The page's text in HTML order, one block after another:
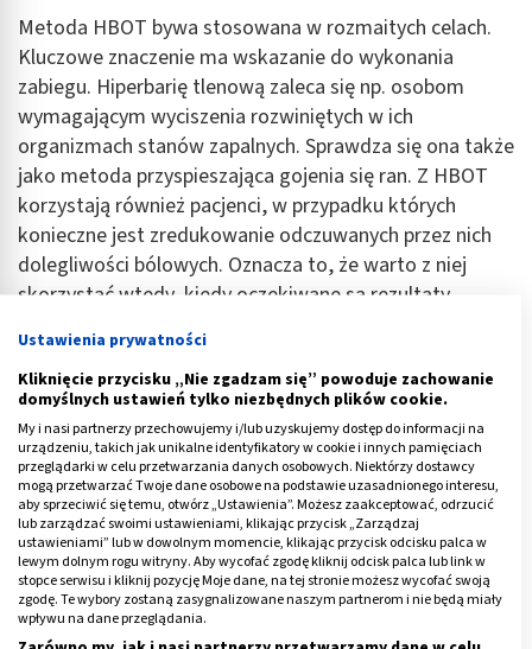
Metoda HBOT bywa stosowana w rozmaitych celach.
Kluczowe znaczenie ma wskazanie do wykonania
zabiegu. Hiperbarię tlenową zaleca się np. osobom
wymagającym wyciszenia rozwiniętych w ich
organizmach stanów zapalnych. Sprawdza się ona także
jako metoda przyspieszająca gojenia się ran. Z HBOT
korzystają również pacjenci, w przypadku których
konieczne jest zredukowanie odczuwanych przez nich
dolegliwości bólowych. Oznacza to, że warto z niej
skorzystać wtedy, kiedy oczekiwane są rezultaty
terapeutyczne, na których uzyskanie pozwala taka
forma leczenia. Oto wybrane efekty zastosowania
metody HBOT:
zmniejszenie bólu,
wyciszenie stanów zapalnych,
zwiększenie sił witalnych,
polepszenie koncentracji,
spowolnienie starzenia się organizmu,
przyspieszenie gojenia się ran,
Ustawienia prywatności
Kliknięcie przycisku „Nie zgadzam się” powoduje zachowanie
domyślnych ustawień tylko niezbędnych plików cookie.
My i nasi partnerzy przechowujemy i/lub uzyskujemy dostęp do informacji na
urządzeniu, takich jak unikalne identyfikatory w cookie i innych pamięciach
przeglądarki w celu przetwarzania danych osobowych. Niektórzy dostawcy
mogą przetwarzać Twoje dane osobowe na podstawie uzasadnionego interesu,
aby sprzeciwić się temu, otwórz „Ustawienia”. Możesz zaakceptować, odrzucić
lub zarządzać swoimi ustawieniami, klikając przycisk „Zarządzaj
ustawieniami” lub w dowolnym momencie, klikając przycisk odcisku palca w
lewym dolnym rogu witryny. Aby wycofać zgodę kliknij odcisk palca lub link w
stopce serwisu i kliknij pozycję Moje dane, na tej stronie możesz wycofać swoją
zgodę. Te wybory zostaną zasygnalizowane naszym partnerom i nie będą miały
wpływu na dane przeglądania.